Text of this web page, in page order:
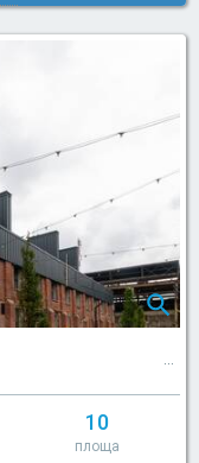
10
площа